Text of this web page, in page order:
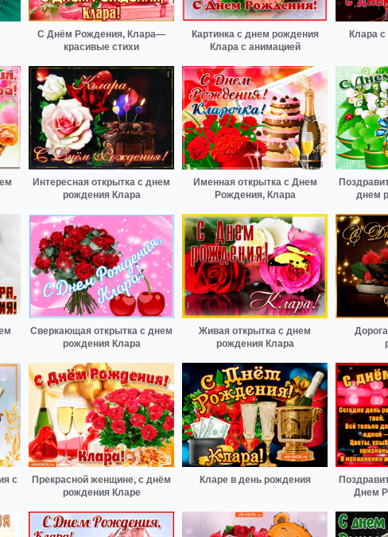
С Днём Рождения, Клара—
красивые стихи
Картинка с днем рождения
Клара с анимацией
Клара с
Интересная открытка с днем
рождения Клара
Именная открытка с Днем
Рождения, Клара
днем
Сверкающая открытка с днем
рождения Клара
Живая открытка с днем
рождения Клара
с
Прекрасной женщине, с днём
рождения Кларе
Кларе в день рождения
Днем